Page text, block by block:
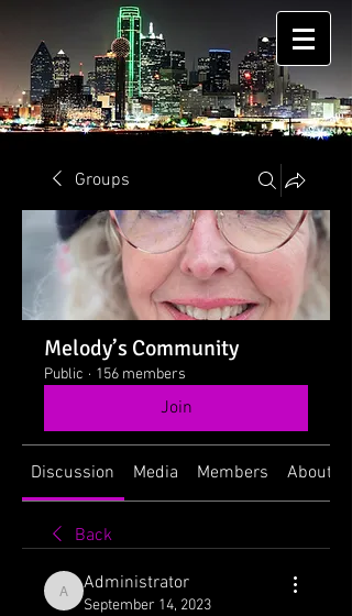
Groups
Melody’s Community
Public · 156 members
Join
Discussion Media Members About
Back
Administrator
Administrator
September 14, 2023